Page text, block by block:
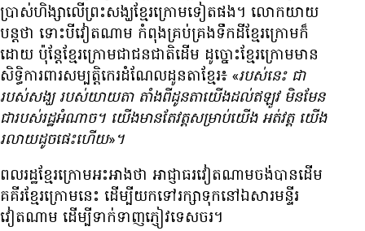
ប្រាស់​ហិង្សា​លើ​ព្រះសង្ឃ​ខ្មែរ​ក្រោម​ទៀត​ផង។ លោក​យាយ​
បន្ត​ថា ទោះបី​វៀតណាម កំពុង​គ្រប់គ្រង​ទឹក​ដី​ខ្មែរ​ក្រោម​ក៏​
ដោយ ប៉ុន្តែ​ខ្មែរ​ក្រោម​ជា​ជនជាតិ​ដើម ដូច្នោះ​ខ្មែរ​ក្រោម​មាន​
សិទ្ធិ​ការពារ​សម្បត្តិ​កេរដំណែល​ដូនតា​ខ្មែរ៖ «របស់​នេះ ជា​
របស់​សង្ឃ របស់​យាយ​តា តាំង​ពី​ដូនតា​យើង​ដល់​ឥឡូវ មិន​មែន​
ជា​របស់​រដ្ឋ​អំណាច។ យើង​មាន​តែ​វត្ត​សម្រាប់​យើង អត់​វត្ត យើង​
រលាយ​ដូច​ផេះ​ហើយ»។
ពលរដ្ឋ​ខ្មែរ​ក្រោម​អះអាង​ថា អាជ្ញាធរ​វៀតណាម​ចង់​បាន​ដើម​
គគីរ​ខ្មែរ​ក្រោម​នេះ ដើម្បី​យក​ទៅ​រក្សា​ទុក​នៅ​ឯ​សារមន្ទីរ​
វៀតណាម ដើម្បី​ទាក់ទាញ​ភ្ញៀវ​ទេសចរ។